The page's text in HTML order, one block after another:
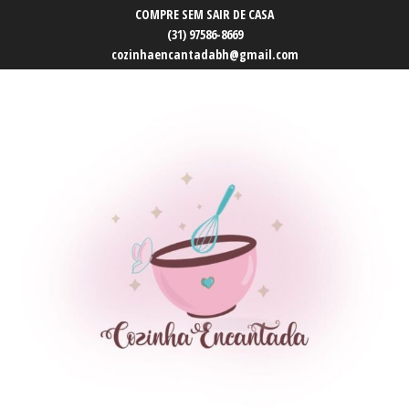
COMPRE SEM SAIR DE CASA
(31) 97586-8669
cozinhaencantadabh@gmail.com